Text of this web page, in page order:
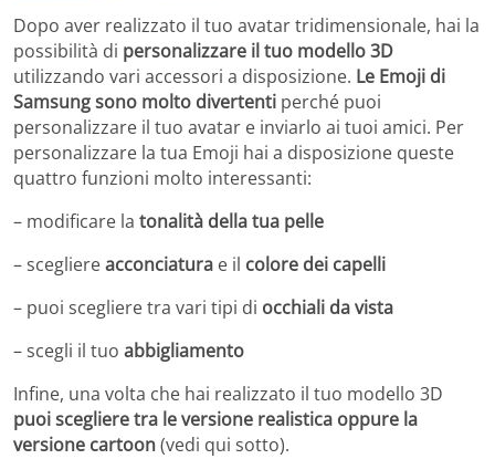
Dopo aver realizzato il tuo avatar tridimensionale, hai la
possibilità di personalizzare il tuo modello 3D
utilizzando vari accessori a disposizione. Le Emoji di
Samsung sono molto divertenti perché puoi
personalizzare il tuo avatar e inviarlo ai tuoi amici. Per
personalizzare la tua Emoji hai a disposizione queste
quattro funzioni molto interessanti:
– modificare la tonalità della tua pelle
– scegliereacconciatura e il colore dei capelli
– puoi scegliere tra vari tipi di occhiali da vista
– scegli il tuo abbigliamento
Infine, una volta che hai realizzato il tuo modello 3D
puoi scegliere tra le versione realistica oppure la
versione cartoon(vedi qui sotto).